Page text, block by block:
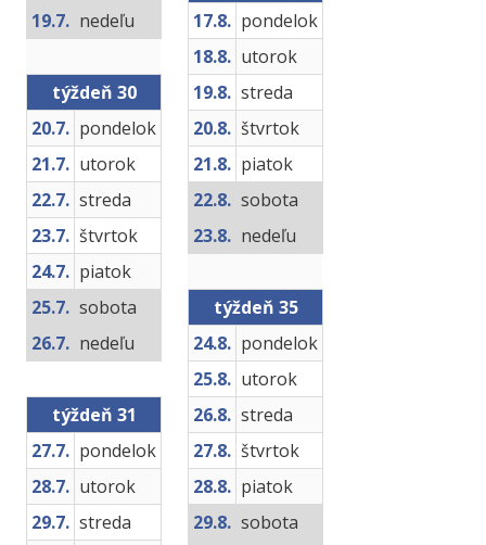
19.7. nedeľu
týždeň 30
20.7. pondelok
21.7. utorok
22.7. streda
23.7. štvrtok
24.7. piatok
25.7. sobota
26.7. nedeľu
týždeň 31
27.7. pondelok
28.7. utorok
29.7. streda
17.8. pondelok
18.8. utorok
19.8. streda
20.8. štvrtok
21.8. piatok
22.8. sobota
23.8. nedeľu
týždeň 35
24.8. pondelok
25.8. utorok
26.8. streda
27.8. štvrtok
28.8. piatok
29.8. sobota